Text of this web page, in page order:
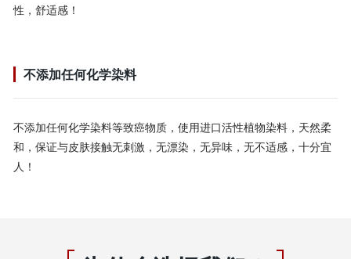
性，舒适感！
不添加任何化学染料
不添加任何化学染料等致癌物质，使用进口活性植物染料，天然柔
和，保证与皮肤接触无刺激，无漂染，无异味，无不适感，十分宜
人！